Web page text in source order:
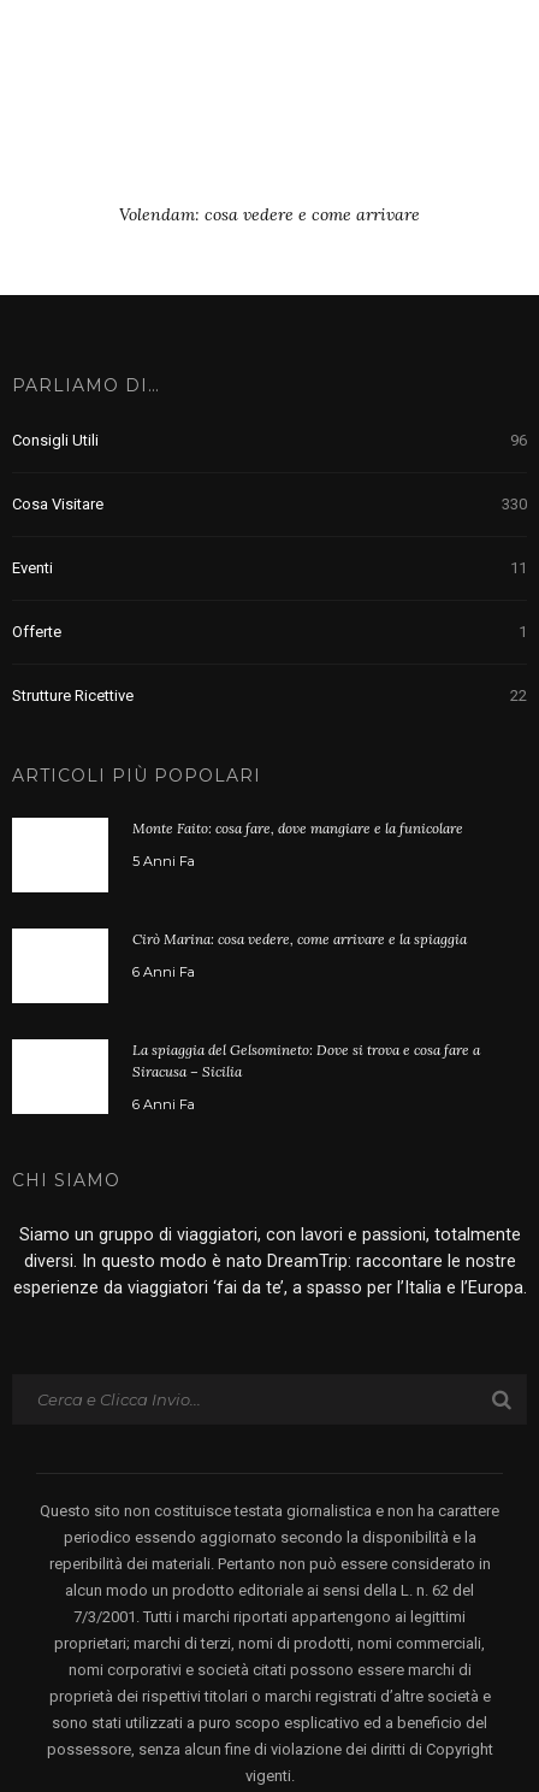
Volendam: cosa vedere e come arrivare
PARLIAMO DI…
Consigli Utili 96
Cosa Visitare 330
Eventi 11
Offerte 1
Strutture Ricettive 22
ARTICOLI PIÙ POPOLARI
Monte Faito: cosa fare, dove mangiare e la funicolare
5 Anni Fa
Cirò Marina: cosa vedere, come arrivare e la spiaggia
6 Anni Fa
La spiaggia del Gelsomineto: Dove si trova e cosa fare a
Siracusa – Sicilia
6 Anni Fa
CHI SIAMO
Siamo un gruppo di viaggiatori, con lavori e passioni, totalmente
diversi. In questo modo è nato DreamTrip: raccontare le nostre
esperienze da viaggiatori ‘fai da te’, a spasso per l’Italia e l’Europa.
Questo sito non costituisce testata giornalistica e non ha carattere
periodico essendo aggiornato secondo la disponibilità e la
reperibilità dei materiali. Pertanto non può essere considerato in
alcun modo un prodotto editoriale ai sensi della L. n. 62 del
7/3/2001. Tutti i marchi riportati appartengono ai legittimi
proprietari; marchi di terzi, nomi di prodotti, nomi commerciali,
nomi corporativi e società citati possono essere marchi di
proprietà dei rispettivi titolari o marchi registrati d’altre società e
sono stati utilizzati a puro scopo esplicativo ed a beneficio del
possessore, senza alcun fine di violazione dei diritti di Copyright
vigenti.